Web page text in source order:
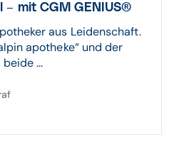
– mit CGM GENIUS®
aus Leidenschaft.
apotheke“ und der
...